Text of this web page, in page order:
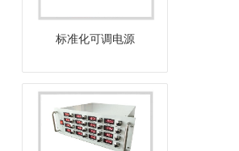
标准化可调电源